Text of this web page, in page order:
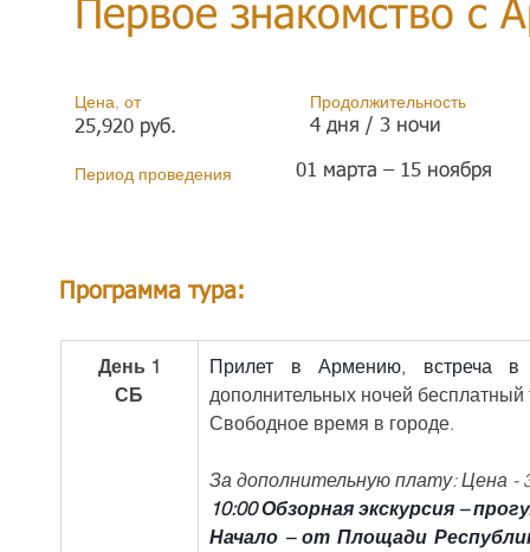
Первое знакомство с
Цена, от
25,920 руб.
Период проведения
Продолжительность
4 дня / 3 ночи
01 марта – 15 ноября
Программа тура:
День 1
СБ
Прилет в Армению, встреча
дополнительных ночей
Свободное время в городе.
За дополнительную плату: Цена -
10:00 Обзорная экскурсия –
Начало – от Площади